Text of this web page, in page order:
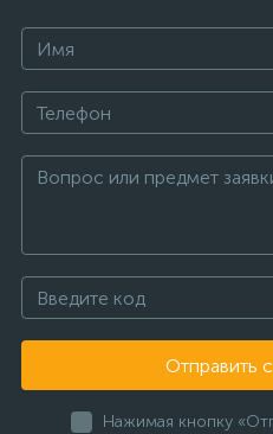
Отправить
Нажимая кнопку